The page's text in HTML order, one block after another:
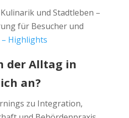
und Stadtleben –
für Besucher und
Highlights
der Alltag in
an?
zu Integration,